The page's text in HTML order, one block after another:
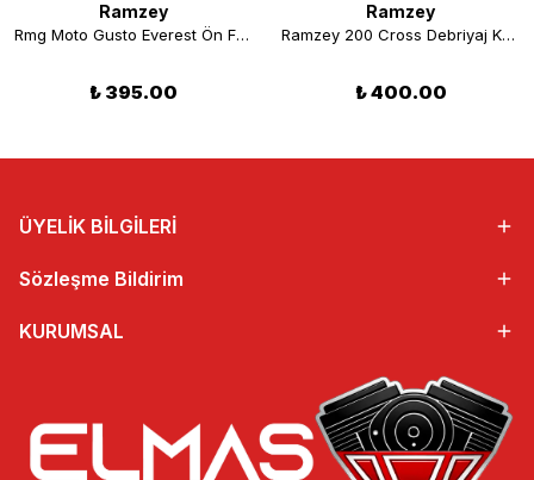
Ramzey
Rmg Moto Gusto Everest Ön Far Komple Orjinal
₺ 395.00
Ramzey
Ramzey 200 Cross Debriyaj Kapağı (Pıoneer)
₺ 400.00
ÜYELİK BİLGİLERİ
Sözleşme Bildirim
KURUMSAL